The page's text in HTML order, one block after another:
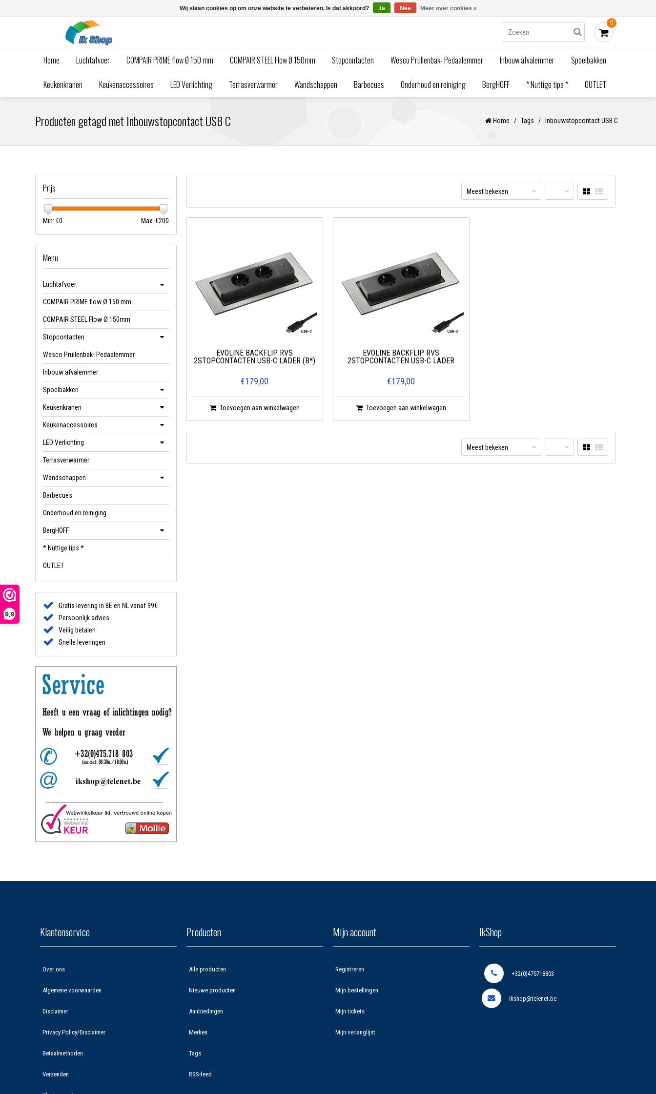
9,9
0
Home Luchtafvoer COMPAIR PRIME flow Ø 150 mm COMPAIR STEEL Flow Ø 150mm Stopcontacten Wesco Prullenbak- Pedaalemmer Inbouw afvalemmer Spoelbakken
Keukenkranen Keukenaccessoires LED Verlichting Terrasverwarmer Wandschappen Barbecues Onderhoud en reiniging BergHOFF * Nuttige tips * OUTLET
Producten getagd met Inbouwstopcontact USB C Home / Tags / Inbouwstopcontact USB C
Meest bekeken
EVOLINE BACKFLIP RVS
2STOPCONTACTEN USB-C LADER (B*)
€179,00
Toevoegen aan winkelwagen
EVOLINE BACKFLIP RVS
2STOPCONTACTEN USB-C LADER
€179,00
Toevoegen aan winkelwagen
Meest bekeken
Prijs
Min: €0 Max: €200
Menu
Luchtafvoer
COMPAIR PRIME flow Ø 150 mm
COMPAIR STEEL Flow Ø 150mm
Stopcontacten
Wesco Prullenbak- Pedaalemmer
Inbouw afvalemmer
Spoelbakken
Keukenkranen
Keukenaccessoires
LED Verlichting
Terrasverwarmer
Wandschappen
Barbecues
Onderhoud en reiniging
BergHOFF
* Nuttige tips *
OUTLET
Gratis levering in BE en NL vanaf 99€
Persoonlijk advies
Veilig betalen
Snelle leveringen
Klantenservice
Over ons
Algemene voorwaarden
Disclaimer
Privacy Policy/Disclaimer
Betaalmethoden
Verzenden
Producten
Alle producten
Nieuwe producten
Aanbiedingen
Merken
Tags
RSS-feed
Mijn account
Registreren
Mijn bestellingen
Mijn tickets
Mijn verlanglijst
IkShop
+32(0)475718803
ikshop@telenet.be
Wij slaan cookies op om onze website te verbeteren. Is dat akkoord? Ja Nee Meer over cookies »